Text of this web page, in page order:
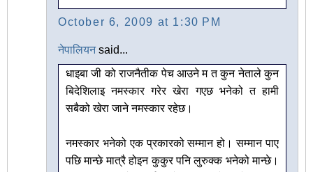
October 6, 2009 at 1:30 PM
नेपालियनsaid...
धाइबा जी को राजनैतीक पेच आउने म त कुन नेताले कुन
बिदेशिलाइ नमस्कार गरेर खेरा गएछ भनेको त हामी
सबैको खेरा जाने नमस्कार रहेछ।
नमस्कार भनेको एक प्रकारको सम्मान हो। सम्मान पाए
पछि मान्छे मात्रै होइन कुकुर पनि लुरुक्क भनेको मान्छे।